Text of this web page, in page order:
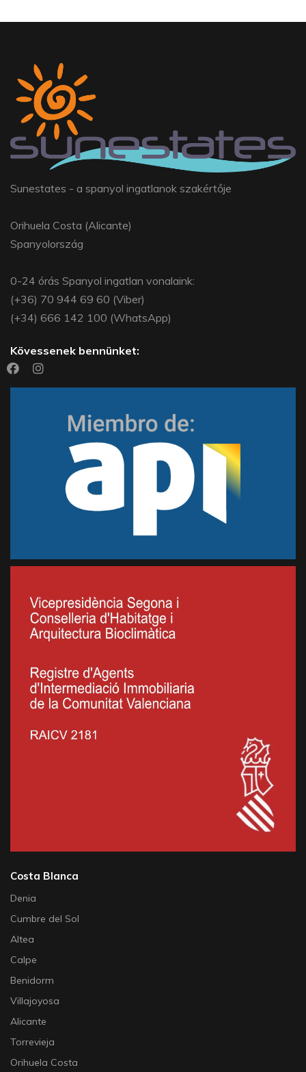
Sunestates - a spanyol ingatlanok szakértője
Orihuela Costa (Alicante)
Spanyolország
0-24 órás Spanyol ingatlan vonalaink:
(+36) 70 944 69 60 (Viber)
(+34) 666 142 100 (WhatsApp)
Kövessenek bennünket:
Costa Blanca
Denia
Cumbre del Sol
Altea
Calpe
Benidorm
Villajoyosa
Alicante
Torrevieja
Orihuela Costa